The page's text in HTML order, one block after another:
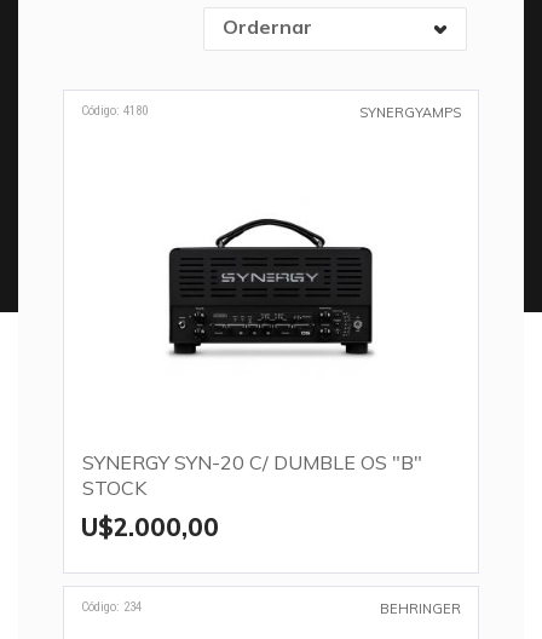
Ordernar
Código: 4180 SYNERGYAMPS
SYNERGY SYN-20 C/ DUMBLE OS "B"
STOCK
U$2.000,00
Código: 234 BEHRINGER